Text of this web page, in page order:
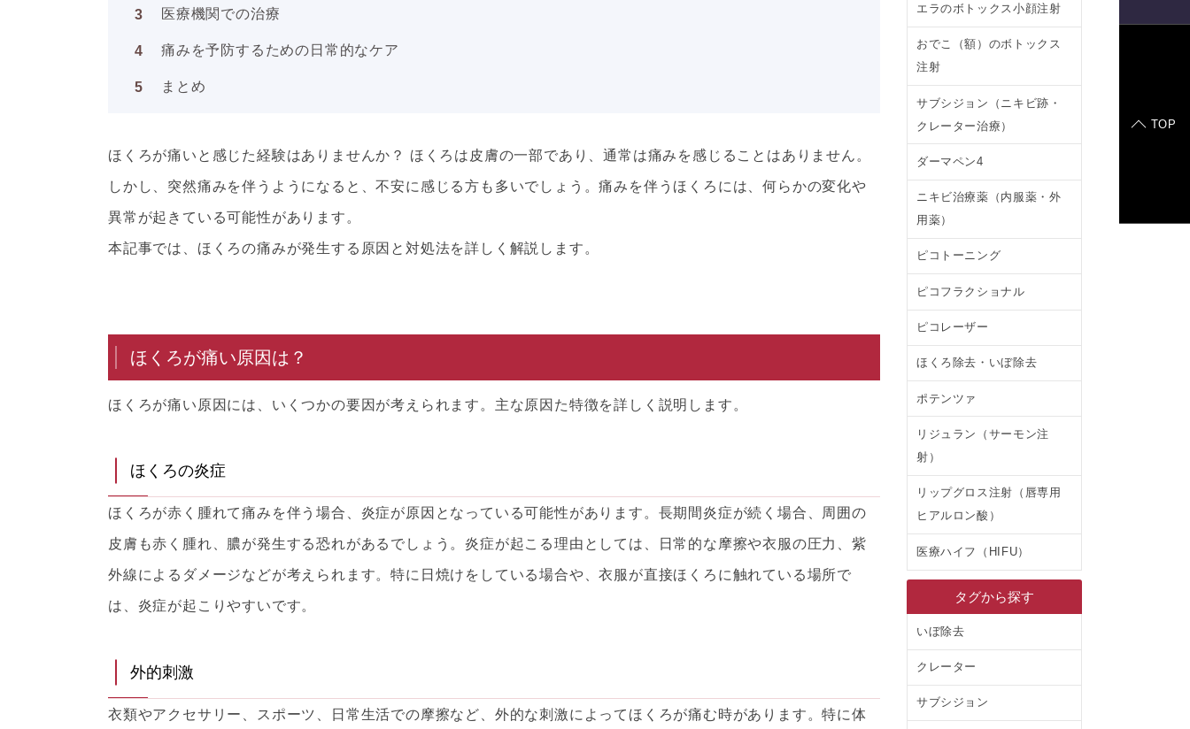
医療機関での治療
痛みを予防するための日常的なケア
まとめ
ほくろが痛いと感じた経験はありませんか？ ほくろは皮膚の一部であり、通常は痛みを感じることはありません。
しかし、突然痛みを伴うようになると、不安に感じる方も多いでしょう。痛みを伴うほくろには、何らかの変化や
異常が起きている可能性があります。
本記事では、ほくろの痛みが発生する原因と対処法を詳しく解説します。
ほくろが痛い原因は？
ほくろが痛い原因には、いくつかの要因が考えられます。主な原因た特徴を詳しく説明します。
ほくろの炎症
ほくろが赤く腫れて痛みを伴う場合、炎症が原因となっている可能性があります。長期間炎症が続く場合、周囲の
皮膚も赤く腫れ、膿が発生する恐れがあるでしょう。炎症が起こる理由としては、日常的な摩擦や衣服の圧力、紫
外線によるダメージなどが考えられます。特に日焼けをしている場合や、衣服が直接ほくろに触れている場所で
は、炎症が起こりやすいです。
外的刺激
衣類やアクセサリー、スポーツ、日常生活での摩擦など、外的な刺激によってほくろが痛む時があります。特に体
エラのボトックス小顔注射
おでこ（額）のボトックス
注射
サブシジョン（ニキビ跡・
クレーター治療）
ダーマペン4
ニキビ治療薬（内服薬・外
用薬）
ピコトーニング
ピコフラクショナル
ピコレーザー
ほくろ除去・いぼ除去
ポテンツァ
リジュラン（サーモン注
射）
リップグロス注射（唇専用
ヒアルロン酸）
医療ハイフ（HIFU）
タグから探す
いぼ除去
クレーター
サブシジョン
TOP